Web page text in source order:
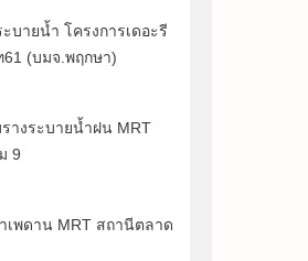
บายน้ำ โครงการเดอะรี
(บมจ.พฤกษา)
างระบายน้ำฝน MRT
9
เพดาน MRT สถานีตลาด